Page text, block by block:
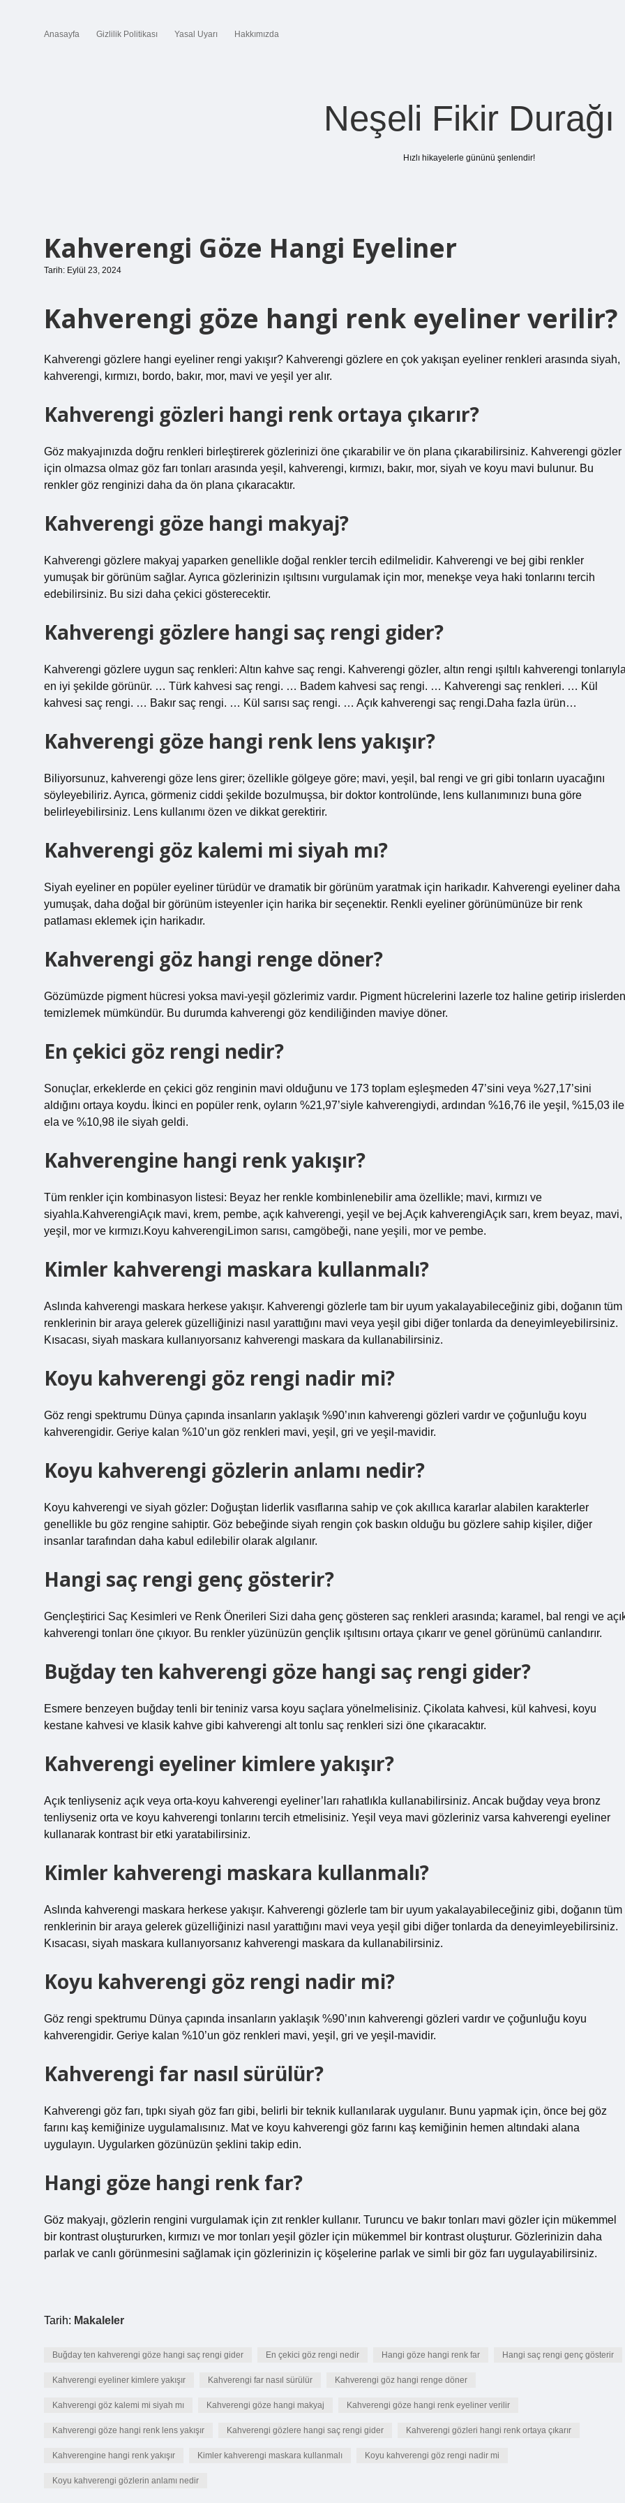
Anasayfa Gizlilik Politikası Yasal Uyarı Hakkımızda
Neşeli Fikir Durağı
Hızlı hikayelerle gününü şenlendir!
Kahverengi Göze Hangi Eyeliner
Tarih: Eylül 23, 2024
Kahverengi göze hangi renk eyeliner verilir?
Kahverengi gözlere hangi eyeliner rengi yakışır? Kahverengi gözlere en çok yakışan eyeliner renkleri arasında siyah,
kahverengi, kırmızı, bordo, bakır, mor, mavi ve yeşil yer alır.
Kahverengi gözleri hangi renk ortaya çıkarır?
Göz makyajınızda doğru renkleri birleştirerek gözlerinizi öne çıkarabilir ve ön plana çıkarabilirsiniz. Kahverengi gözler
için olmazsa olmaz göz farı tonları arasında yeşil, kahverengi, kırmızı, bakır, mor, siyah ve koyu mavi bulunur. Bu
renkler göz renginizi daha da ön plana çıkaracaktır.
Kahverengi göze hangi makyaj?
Kahverengi gözlere makyaj yaparken genellikle doğal renkler tercih edilmelidir. Kahverengi ve bej gibi renkler
yumuşak bir görünüm sağlar. Ayrıca gözlerinizin ışıltısını vurgulamak için mor, menekşe veya haki tonlarını tercih
edebilirsiniz. Bu sizi daha çekici gösterecektir.
Kahverengi gözlere hangi saç rengi gider?
Kahverengi gözlere uygun saç renkleri: Altın kahve saç rengi. Kahverengi gözler, altın rengi ışıltılı kahverengi
en iyi şekilde görünür. … Türk kahvesi saç rengi. … Badem kahvesi saç rengi. … Kahverengi saç renkleri. … Kül
kahvesi saç rengi. … Bakır saç rengi. … Kül sarısı saç rengi. … Açık kahverengi saç rengi.Daha fazla ürün…
Kahverengi göze hangi renk lens yakışır?
Biliyorsunuz, kahverengi göze lens girer; özellikle gölgeye göre; mavi, yeşil, bal rengi ve gri gibi tonların uyacağını
söyleyebiliriz. Ayrıca, görmeniz ciddi şekilde bozulmuşsa, bir doktor kontrolünde, lens kullanımınızı buna göre
belirleyebilirsiniz. Lens kullanımı özen ve dikkat gerektirir.
Kahverengi göz kalemi mi siyah mı?
Siyah eyeliner en popüler eyeliner türüdür ve dramatik bir görünüm yaratmak için harikadır. Kahverengi eyeliner daha
yumuşak, daha doğal bir görünüm isteyenler için harika bir seçenektir. Renkli eyeliner görünümünüze bir renk
patlaması eklemek için harikadır.
Kahverengi göz hangi renge döner?
Gözümüzde pigment hücresi yoksa mavi-yeşil gözlerimiz vardır. Pigment hücrelerini lazerle toz haline getirip irislerden
temizlemek mümkündür. Bu durumda kahverengi göz kendiliğinden maviye döner.
En çekici göz rengi nedir?
Sonuçlar, erkeklerde en çekici göz renginin mavi olduğunu ve 173 toplam eşleşmeden 47’sini veya %27,17’sini
aldığını ortaya koydu. İkinci en popüler renk, oyların %21,97’siyle kahverengiydi, ardından %16,76 ile yeşil, %15,03 ile
ela ve %10,98 ile siyah geldi.
Kahverengine hangi renk yakışır?
Tüm renkler için kombinasyon listesi: Beyaz her renkle kombinlenebilir ama özellikle; mavi, kırmızı ve
siyahla.KahverengiAçık mavi, krem, pembe, açık kahverengi, yeşil ve bej.Açık kahverengiAçık sarı, krem ​​beyaz, mavi,
yeşil, mor ve kırmızı.Koyu kahverengiLimon sarısı, camgöbeği, nane yeşili, mor ve pembe.
Kimler kahverengi maskara kullanmalı?
Aslında kahverengi maskara herkese yakışır. Kahverengi gözlerle tam bir uyum yakalayabileceğiniz gibi, doğanın tüm
renklerinin bir araya gelerek güzelliğinizi nasıl yarattığını mavi veya yeşil gibi diğer tonlarda da deneyimleyebilirsiniz.
Kısacası, siyah maskara kullanıyorsanız kahverengi maskara da kullanabilirsiniz.
Koyu kahverengi göz rengi nadir mi?
Göz rengi spektrumu Dünya çapında insanların yaklaşık %90’ının kahverengi gözleri vardır ve çoğunluğu koyu
kahverengidir. Geriye kalan %10’un göz renkleri mavi, yeşil, gri ve yeşil-mavidir.
Koyu kahverengi gözlerin anlamı nedir?
Koyu kahverengi ve siyah gözler: Doğuştan liderlik vasıflarına sahip ve çok akıllıca kararlar alabilen karakterler
genellikle bu göz rengine sahiptir. Göz bebeğinde siyah rengin çok baskın olduğu bu gözlere sahip kişiler, diğer
insanlar tarafından daha kabul edilebilir olarak algılanır.
Hangi saç rengi genç gösterir?
Gençleştirici Saç Kesimleri ve Renk Önerileri Sizi daha genç gösteren saç renkleri arasında; karamel, bal rengi ve
kahverengi tonları öne çıkıyor. Bu renkler yüzünüzün gençlik ışıltısını ortaya çıkarır ve genel görünümü canlandırır.
Buğday ten kahverengi göze hangi saç rengi gider?
Esmere benzeyen buğday tenli bir teniniz varsa koyu saçlara yönelmelisiniz. Çikolata kahvesi, kül kahvesi, koyu
kestane kahvesi ve klasik kahve gibi kahverengi alt tonlu saç renkleri sizi öne çıkaracaktır.
Kahverengi eyeliner kimlere yakışır?
Açık tenliyseniz açık veya orta-koyu kahverengi eyeliner’ları rahatlıkla kullanabilirsiniz. Ancak buğday veya bronz
tenliyseniz orta ve koyu kahverengi tonlarını tercih etmelisiniz. Yeşil veya mavi gözleriniz varsa kahverengi eyeliner
kullanarak kontrast bir etki yaratabilirsiniz.
Kimler kahverengi maskara kullanmalı?
Aslında kahverengi maskara herkese yakışır. Kahverengi gözlerle tam bir uyum yakalayabileceğiniz gibi, doğanın tüm
renklerinin bir araya gelerek güzelliğinizi nasıl yarattığını mavi veya yeşil gibi diğer tonlarda da deneyimleyebilirsiniz.
Kısacası, siyah maskara kullanıyorsanız kahverengi maskara da kullanabilirsiniz.
Koyu kahverengi göz rengi nadir mi?
Göz rengi spektrumu Dünya çapında insanların yaklaşık %90’ının kahverengi gözleri vardır ve çoğunluğu koyu
kahverengidir. Geriye kalan %10’un göz renkleri mavi, yeşil, gri ve yeşil-mavidir.
Kahverengi far nasıl sürülür?
Kahverengi göz farı, tıpkı siyah göz farı gibi, belirli bir teknik kullanılarak uygulanır. Bunu yapmak için, önce bej göz
farını kaş kemiğinize uygulamalısınız. Mat ve koyu kahverengi göz farını kaş kemiğinin hemen altındaki alana
uygulayın. Uygularken gözünüzün şeklini takip edin.
Hangi göze hangi renk far?
Göz makyajı, gözlerin rengini vurgulamak için zıt renkler kullanır. Turuncu ve bakır tonları mavi gözler için mükemmel
bir kontrast oluştururken, kırmızı ve mor tonları yeşil gözler için mükemmel bir kontrast oluşturur. Gözlerinizin daha
parlak ve canlı görünmesini sağlamak için gözlerinizin iç köşelerine parlak ve simli bir göz farı uygulayabilirsiniz.
Tarih: Makaleler
Buğday ten kahverengi göze hangi saç rengi gider En çekici göz rengi nedir Hangi göze hangi renk far Hangi saç rengi genç gösterir
Kahverengi eyeliner kimlere yakışır Kahverengi far nasıl sürülür Kahverengi göz hangi renge döner
Kahverengi göz kalemi mi siyah mı Kahverengi göze hangi makyaj Kahverengi göze hangi renk eyeliner verilir
Kahverengi göze hangi renk lens yakışır Kahverengi gözlere hangi saç rengi gider Kahverengi gözleri hangi renk ortaya çıkarır
Kahverengine hangi renk yakışır Kimler kahverengi maskara kullanmalı Koyu kahverengi göz rengi nadir mi
Koyu kahverengi gözlerin anlamı nedir